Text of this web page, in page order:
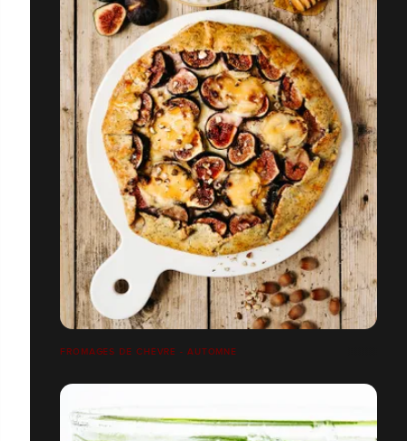
FROMAGES DE CHÈVRE - AUTOMNE